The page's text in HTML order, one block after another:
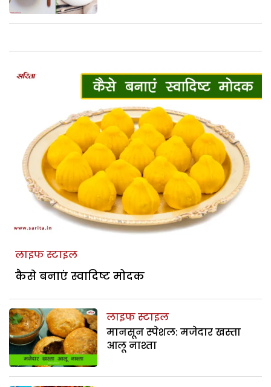
लाइफ स्टाइल
कैसे बनाएं स्वादिष्ट मोदक
लाइफ स्टाइल
मानसून स्पेशल: मजेदार खस्ता
आलू नाश्ता